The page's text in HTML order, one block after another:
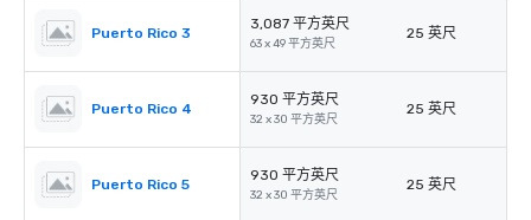
Puerto Rico 3
3,087 平方英尺
63 x 49 平方英尺
25 英尺
Puerto Rico 4
930 平方英尺
32 x 30 平方英尺
25 英尺
Puerto Rico 5
930 平方英尺
32 x 30 平方英尺
25 英尺